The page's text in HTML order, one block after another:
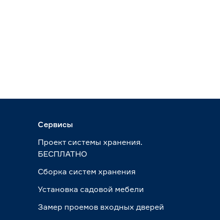
Сервисы
Проект системы хранения.
БЕСПЛАТНО
Сборка систем хранения
Установка садовой мебели
Замер проемов входных дверей